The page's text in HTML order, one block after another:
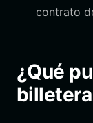
contrato
¿Qué